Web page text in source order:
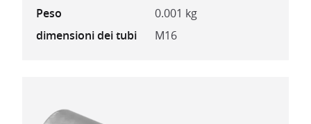
Peso
0.001 kg
dimensioni dei tubi
M16